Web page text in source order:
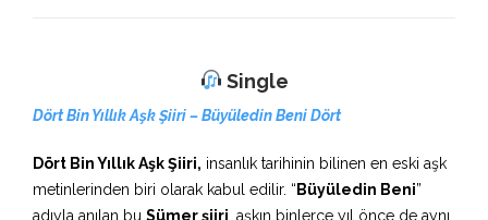
Single
Dört Bin Yıllık Aşk Şiiri – Büyüledin Beni Dört
Dört Bin Yıllık Aşk Şiiri, insanlık tarihinin bilinen en eski aşk
metinlerinden biri olarak kabul edilir. “Büyüledin Beni”
adıyla anılan bu Sümer şiiri , aşkın binlerce yıl önce de aynı